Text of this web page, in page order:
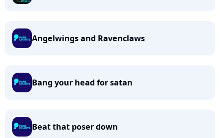
Angelwings and Ravenclaws
Bang your head for satan
Beat that poser down